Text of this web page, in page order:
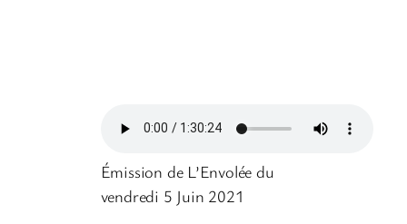
Émission de L’Envolée du
vendredi 5 Juin 2021